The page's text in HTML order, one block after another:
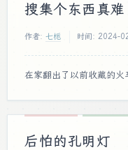
搜集个东西真难
作者: 七栀 时间: 2024-
在家翻出了以前收藏的火
后怕的孔明灯